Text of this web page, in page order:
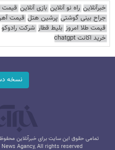
خبرآنلاین راه نو آنلاین بازی آنلاین قیمت
جراح بینی گوشتی پرشین هتل قیمت آهن
قیمت طلا امروز بلیط قطار شرکت رادوکو
خرید اکانت chatgpt
نسخه
تمامی حقوق این سایت برای خبرآنلاین
Agancy, All rights reserved